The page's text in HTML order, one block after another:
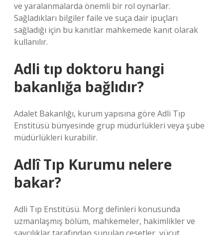
ve yaralanmalarda önemli bir rol oynarlar.
Sağladıkları bilgiler faile ve suça dair ipuçları
sağladığı için bu kanıtlar mahkemede kanıt olarak
kullanılır.
Adli tıp doktoru hangi
bakanlığa bağlıdır?
Adalet Bakanlığı, kurum yapısına göre Adli Tıp
Enstitüsü bünyesinde grup müdürlükleri veya şube
müdürlükleri kurabilir.
Adlî Tıp Kurumu nelere
bakar?
Adli Tıp Enstitüsü. Morg definleri konusunda
uzmanlaşmış bölüm, mahkemeler, hakimlikler ve